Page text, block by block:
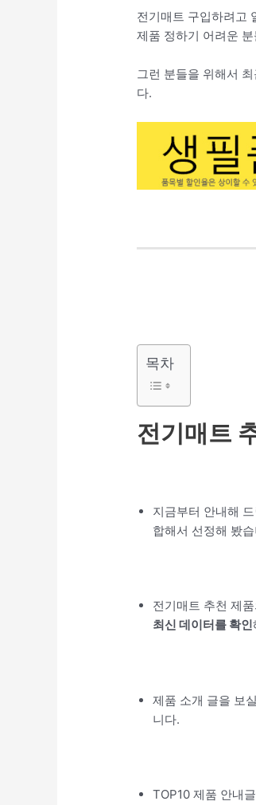
전기매트 구입하려고
제품 정하기 어려운
그런 분들을 위해서
다.
목차
전기매트
지금부터 안내해
합해서 선정해 봤
전기매트 추천 제
최신 데이터를 확인
제품 소개 글을 보
니다.
TOP10 제품 안내